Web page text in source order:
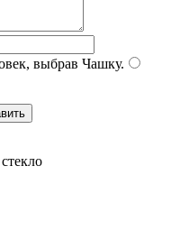
выбрав Чашку.